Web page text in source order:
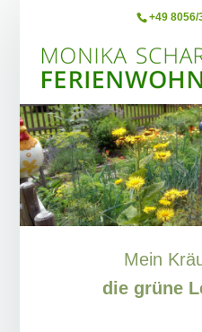
+49 8056/
Mein
die grüne